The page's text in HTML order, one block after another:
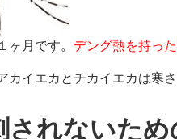
ヶ月です。 デング熱を持っ
カイエカとチカイエカは寒
されないた